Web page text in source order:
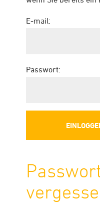
E-mail:
Passwort: